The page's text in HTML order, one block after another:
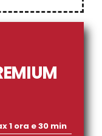
1 ora e 30 min